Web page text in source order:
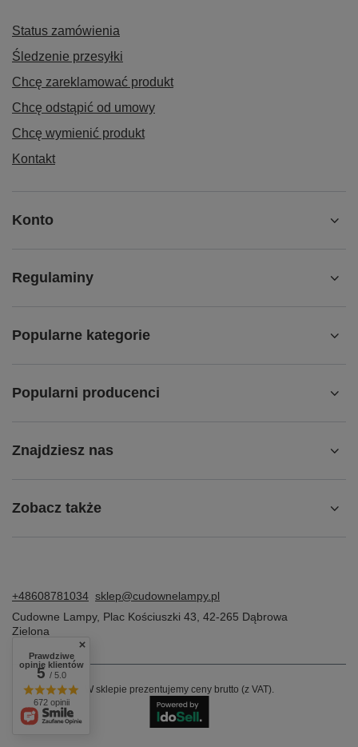
Status zamówienia
Śledzenie przesyłki
Chcę zareklamować produkt
Chcę odstąpić od umowy
Chcę wymienić produkt
Kontakt
Konto
Regulaminy
Popularne kategorie
Popularni producenci
Znajdziesz nas
Zobacz także
+48608781034 sklep@cudownelampy.pl
Cudowne Lampy, Plac Kościuszki 43 42-265 Dąbrowa
Zielona
W sklepie prezentujemy ceny brutto (z VAT).
Prawdziwe
opinie klientów
5/ 5.0
672 opinii